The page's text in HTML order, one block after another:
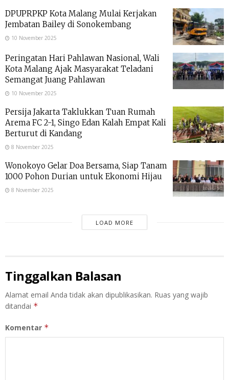
DPUPRPKP Kota Malang Mulai Kerjakan
Jembatan Bailey di Sonokembang
10 November 2025
Peringatan Hari Pahlawan Nasional, Wali
Kota Malang Ajak Masyarakat Teladani
Semangat Juang Pahlawan
10 November 2025
Persija Jakarta Taklukkan Tuan Rumah
Arema FC 2-1, Singo Edan Kalah Empat Kali
Berturut di Kandang
8 November 2025
Wonokoyo Gelar Doa Bersama, Siap Tanam
1000 Pohon Durian untuk Ekonomi Hijau
8 November 2025
LOAD MORE
Tinggalkan Balasan
Alamat email Anda tidak akan dipublikasikan. Ruas yang wajib
ditandai *
Komentar *